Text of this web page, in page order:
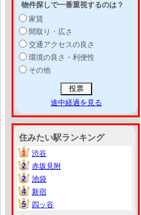
物件探しで一番重視するのは？
家賃
間取り・広さ
交通アクセスの良さ
環境の良さ・利便性
その他
途中経過を見る
住みたい駅ランキング
1
1
渋谷
2
2
赤坂見附
2
2
池袋
4
4
新宿
5
5 四ッ谷